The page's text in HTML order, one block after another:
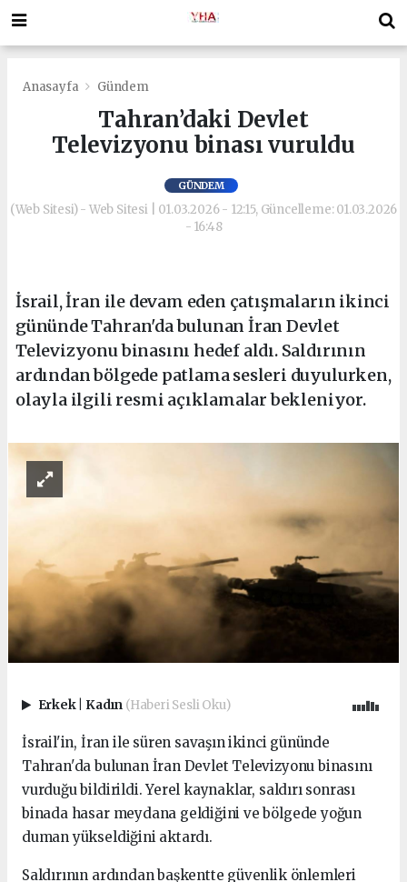
Anasayfa Gündem
Tahran’daki Devlet
Televizyonu binası vuruldu
GÜNDEM
(Web Sitesi) - Web Sitesi | 01.03.2026 - 12:15, Güncelleme: 01.03.2026
- 16:48
İsrail, İran ile devam eden çatışmaların ikinci
gününde Tahran'da bulunan İran Devlet
Televizyonu binasını hedef aldı. Saldırının
ardından bölgede patlama sesleri duyulurken,
olayla ilgili resmi açıklamalar bekleniyor.
Erkek Kadın (Haberi Sesli Oku)
İsrail'in, İran ile süren savaşın ikinci gününde
Tahran'da bulunan İran Devlet Televizyonu binasını
vurduğu bildirildi. Yerel kaynaklar, saldırı sonrası
binada hasar meydana geldiğini ve bölgede yoğun
duman yükseldiğini aktardı.
Saldırının ardından başkentte güvenlik önlemleri